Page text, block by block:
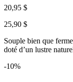
20,95 $
25,90 $
Souple bien que
doté d’un lustre
-10%